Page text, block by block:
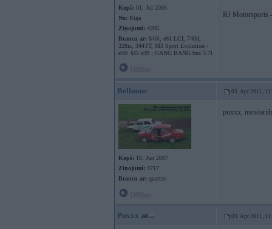
Kopš: 01. Jul 2005
No: Rīga
Ziņojumi: 4205
Braucu ar: 840i, e61 LCI, 740d,
328is, 344TT, M3 Sport Evolution -
e30: M5 e39 ; GANG BANG bus 5.7l
RJ Motorsports
Belluuns 03. Apr 2011,
Kopš: 16. Jun 2007
Ziņojumi: 9717
Braucu ar: quattro
puxxx,
Puxxx 03. Apr 2011,